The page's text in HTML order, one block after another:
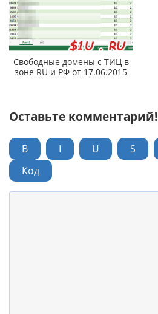
Свободные домены с ТИЦ в
зоне RU и РФ от 17.06.2015
Оставьте комментарий!
B I U S
Код